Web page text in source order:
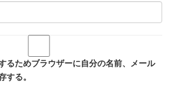
るためブラウザーに自分の名前、メール
する。